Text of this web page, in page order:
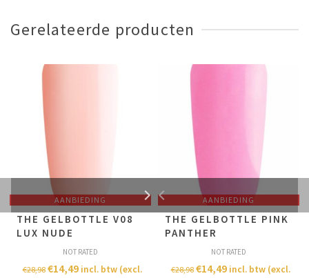
Gerelateerde producten
AANBIEDING
THE GELBOTTLE V08
LUX NUDE
NOT RATED
€28,98 €14,49 incl. btw (excl.
AANBIEDING
THE GELBOTTLE PINK
PANTHER
NOT RATED
€28,98 €14,49 incl. btw (excl.